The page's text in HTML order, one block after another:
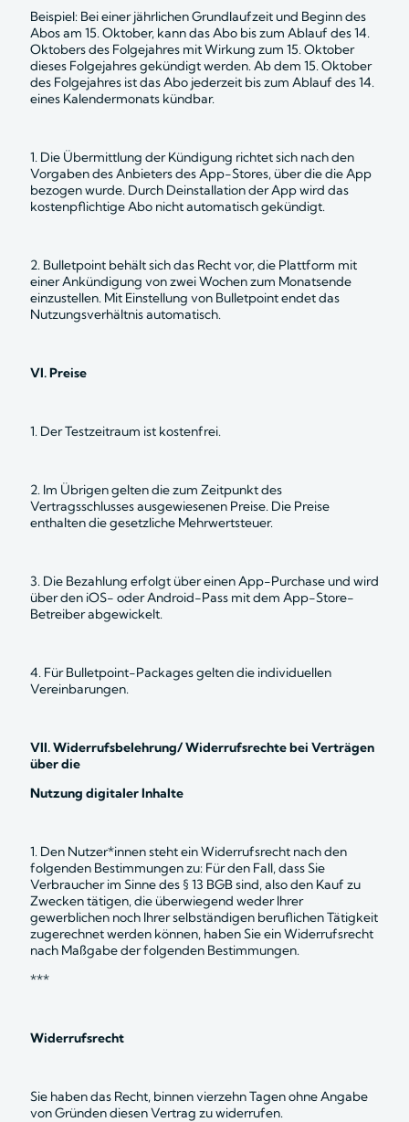
Beispiel: Bei einer jährlichen Grundlaufzeit und Beginn des
Abos am 15. Oktober, kann das Abo bis zum Ablauf des 14.
Oktobers des Folgejahres mit Wirkung zum 15. Oktober
dieses Folgejahres gekündigt werden. Ab dem 15. Oktober
des Folgejahres ist das Abo jederzeit bis zum Ablauf des 14.
eines Kalendermonats kündbar.
1. Die Übermittlung der Kündigung richtet sich nach den
Vorgaben des Anbieters des App-Stores, über die die App
bezogen wurde. Durch Deinstallation der App wird das
kostenpflichtige Abo nicht automatisch gekündigt.
2. Bulletpoint behält sich das Recht vor, die Plattform mit
einer Ankündigung von zwei Wochen zum Monatsende
einzustellen. Mit Einstellung von Bulletpoint endet das
Nutzungsverhältnis automatisch.
VI. Preise
1. Der Testzeitraum ist kostenfrei.
2. Im Übrigen gelten die zum Zeitpunkt des
Vertragsschlusses ausgewiesenen Preise. Die Preise
enthalten die gesetzliche Mehrwertsteuer.
3. Die Bezahlung erfolgt über einen App-Purchase und wird
über den iOS- oder Android-Pass mit dem App-Store-
Betreiber abgewickelt.
4. Für Bulletpoint-Packages gelten die individuellen
Vereinbarungen.
VII. Widerrufsbelehrung/ Widerrufsrechte bei Verträgen
über die
Nutzung digitaler Inhalte
1. Den Nutzer*innen steht ein Widerrufsrecht nach den
folgenden Bestimmungen zu: Für den Fall, dass Sie
Verbraucher im Sinne des § 13 BGB sind, also den Kauf zu
Zwecken tätigen, die überwiegend weder Ihrer
gewerblichen noch Ihrer selbständigen beruflichen Tätigkeit
zugerechnet werden können, haben Sie ein Widerrufsrecht
nach Maßgabe der folgenden Bestimmungen.
***
Widerrufsrecht
Sie haben das Recht, binnen vierzehn Tagen ohne Angabe
von Gründen diesen Vertrag zu widerrufen.